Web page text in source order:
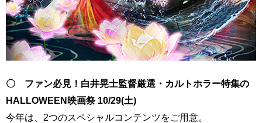
〇 ファン必見！白井晃士監督厳選・カルトホラー特集の
HALLOWEEN映画祭 10/29(土)
今年は、2つのスペシャルコンテンツをご用意。